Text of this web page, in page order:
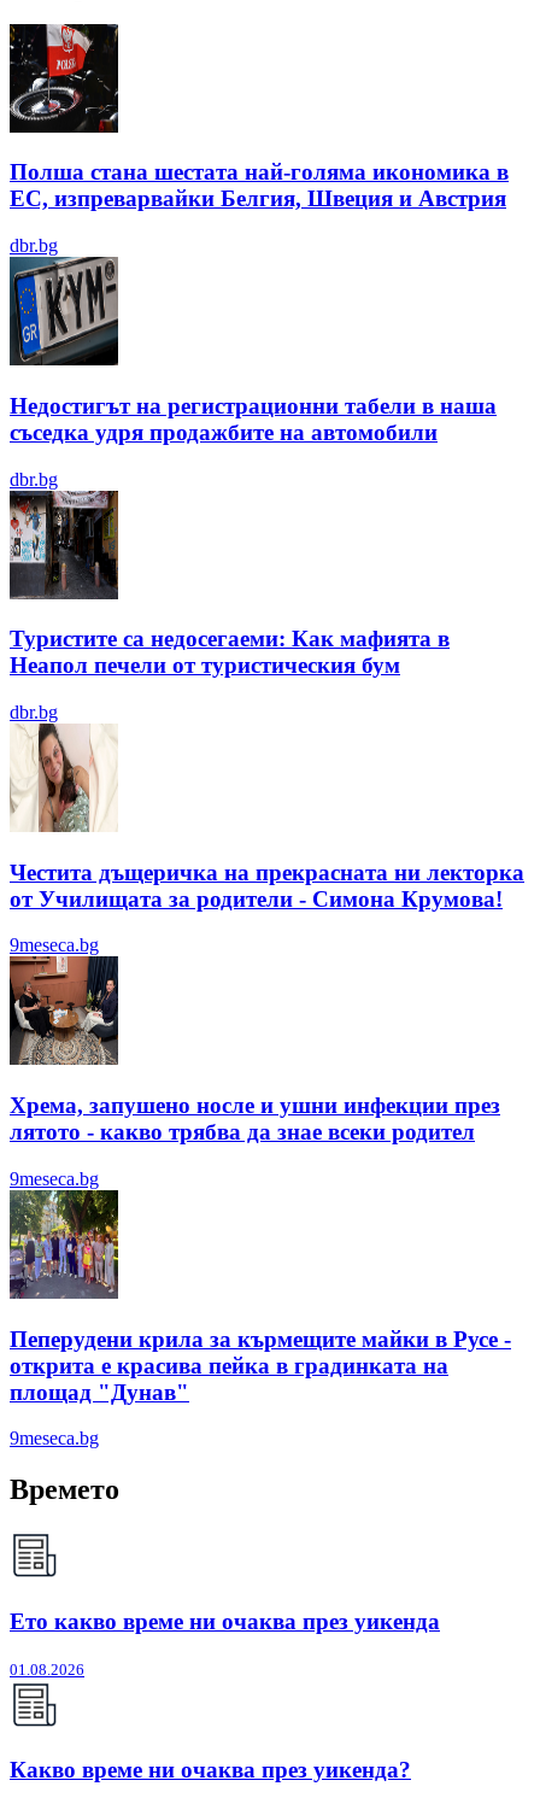
Полша стана шестата най-голяма икономика в
ЕС, изпреварвайки Белгия, Швеция и Австрия
dbr.bg
Недостигът на регистрационни табели в наша
съседка удря продажбите на автомобили
dbr.bg
Туристите са недосегаеми: Как мафията в
Неапол печели от туристическия бум
dbr.bg
Честита дъщеричка на прекрасната ни лекторка
от Училищата за родители - Симона Крумова!
9meseca.bg
Хрема, запушено носле и ушни инфекции през
лятотo - какво трябва да знае всеки родител
9meseca.bg
Пеперудени крила за кърмещите майки в Русе -
открита е красива пейка в градинката на
площад "Дунав"
9meseca.bg
Времето
Ето какво време ни очаква през уикенда
01.08.2026
Какво време ни очаква през уикенда?